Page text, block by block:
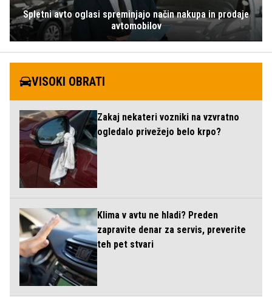
Spletni avto oglasi spreminjajo način nakupa in prodaje
avtomobilov
VISOKI OBRATI
Zakaj nekateri vozniki na vzvratno
ogledalo privežejo belo krpo?
Klima v avtu ne hladi? Preden
zapravite denar za servis, preverite
teh pet stvari